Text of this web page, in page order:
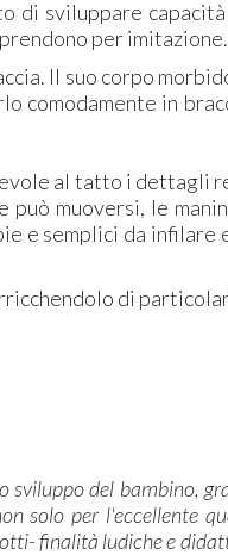
di sviluppare
per imitazione.
Il suo corpo
comodamente in
al tatto i dettagli
può muoversi, le
e semplici da infilare
di
del bambino,
solo per l'eccellente
finalità ludiche e